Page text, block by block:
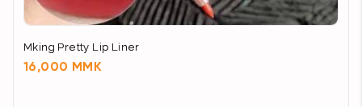
Mking Pretty Lip Liner
16,000 MMK